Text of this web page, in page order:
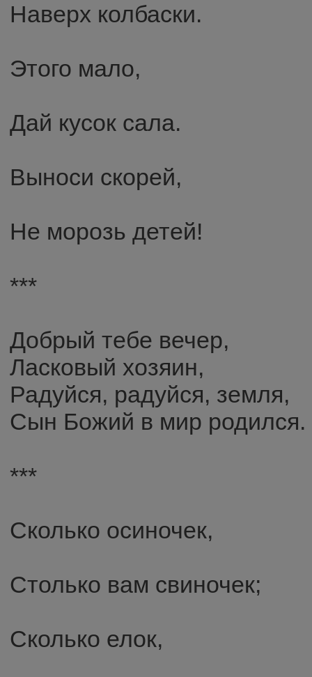
Наверх колбаски.
Этого мало,
Дай кусок сала.
Выноси скорей,
Не морозь детей!
***
Добрый тебе вечер,
Ласковый хозяин,
Радуйся, радуйся, земля,
Сын Божий в мир родился.
***
Сколько осиночек,
Столько вам свиночек;
Сколько елок,